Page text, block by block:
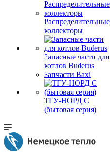
Распределительные
коллекторы
Запасные части для
котлов Buderus
Запчасти Baxi
ТГУ-НОРД С
(бытовая серия)